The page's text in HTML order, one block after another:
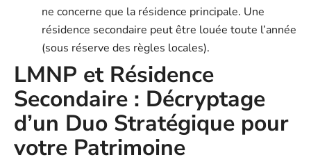
ne concerne que la résidence principale. Une
résidence secondaire peut être louée toute l’année
(sous réserve des règles locales).
LMNP et Résidence
Secondaire : Décryptage
d’un Duo Stratégique pour
votre Patrimoine